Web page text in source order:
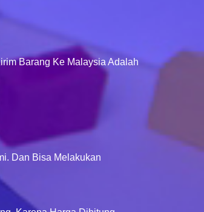
Barang Ke Malaysia Adalah
Dan Bisa Melakukan